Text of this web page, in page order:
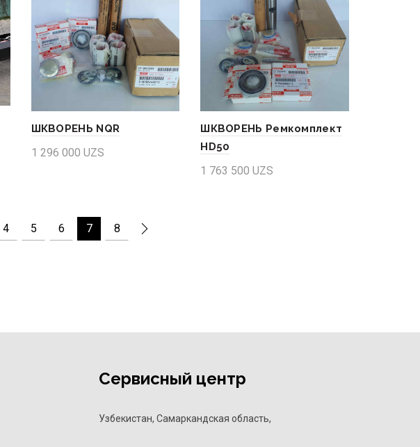
ШКВОРЕНЬ NQR
1 296 000 UZS
ШКВОРЕНЬ Ремкомплект
HD50
1 763 500UZS
4 5 6 7 8
Сервисный центр
Узбекистан, Самаркандская область,